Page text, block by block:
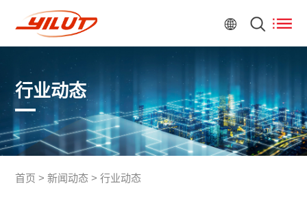
行业动态
首页 >新闻动态 >行业动态